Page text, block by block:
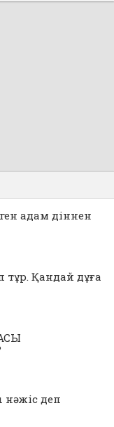
адам діннен
Қандай дұға
нәжіс деп